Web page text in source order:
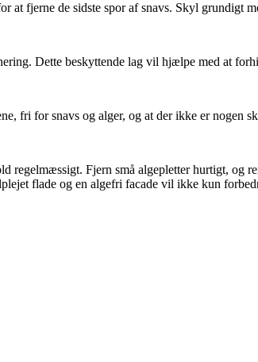
at fjerne de sidste spor af snavs. Skyl grundigt
Dette beskyttende lag vil hjælpe med at
fri for snavs og alger, og at der ikke er nogen
regelmæssigt. Fjern små algepletter hurtigt,
flade og en algefri facade vil ikke kun